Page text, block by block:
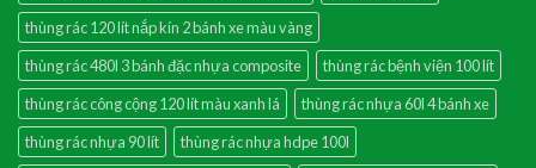
thùng rác 120 lít nắp kín 2 bánh xe màu vàng
thùng rác 480l 3 bánh đặc nhựa composite
thùng rác bệnh viện 100 lít
thùng rác công cộng 120 lít màu xanh lá
thùng rác nhựa 60l 4 bánh xe
thùng rác nhựa 90 lít
thùng rác nhựa hdpe 100l